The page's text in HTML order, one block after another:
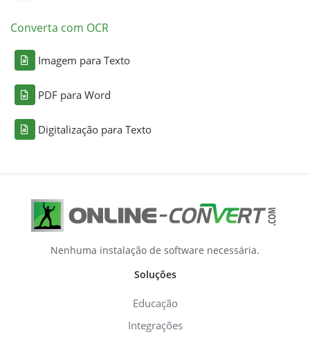
Converta com OCR
Imagem para Texto
PDF para Word
Digitalização para Texto
Nenhuma instalação de software necessária.
Soluções
Educação
Integrações